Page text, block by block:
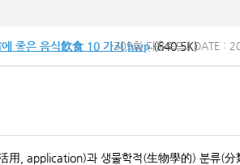
좋은 음식飮食 10 가지.hwp(640.5K)
309회 다운로드 | DATE :
用, application)과 생물학적(生物學的) 분류(分